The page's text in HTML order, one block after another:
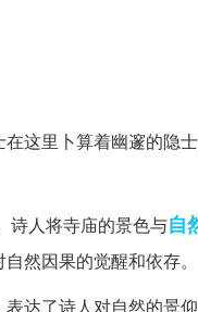
这里卜算着幽邃的隐
诗人将寺庙的景色与自
然因果的觉醒和依存。
达了诗人对自然的景